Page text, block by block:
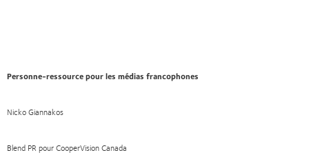
Personne-ressource pour les médias francophones
Nicko Giannakos
Blend PR pour CooperVision Canada